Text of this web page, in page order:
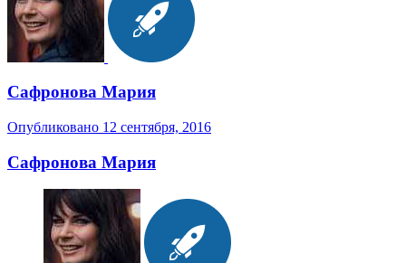
Сафронова Мария
Опубликовано 12 сентября, 2016
Сафронова Мария